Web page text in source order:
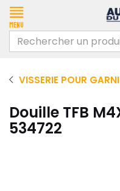
Menu
VISSERIE POUR
Douille TFB
534722